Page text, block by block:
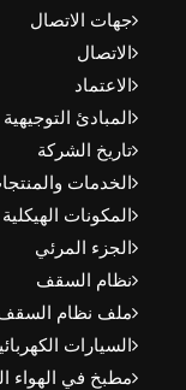
جهات الاتصال
الاتصال
الاعتماد
المبادئ التوجيهية
تاريخ الشركة
الخدمات والمنتجات
المكونات الهيكلية
الجزء المرئي
نظام السقف
ملف نظام السقف
السيارات الكهربائية
مطبخ في الهواء الطلق